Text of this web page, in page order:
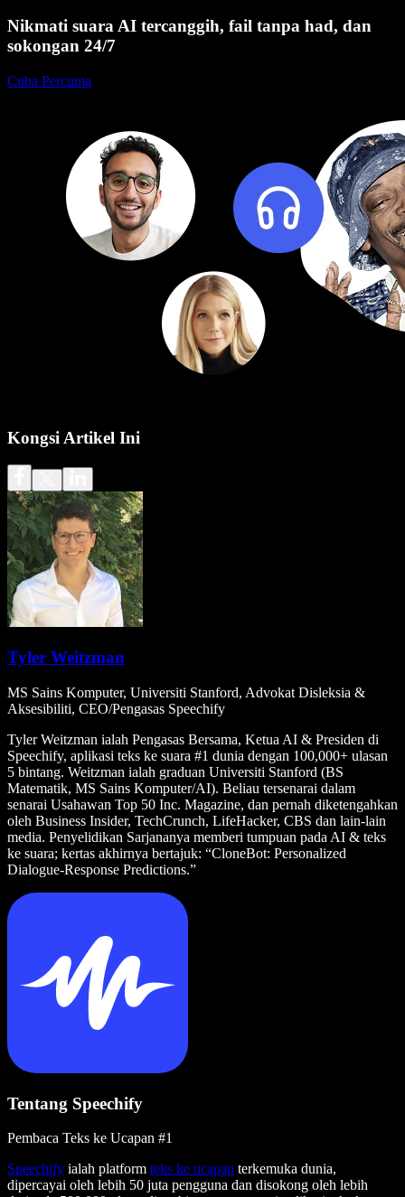
Nikmati suara AI tercanggih, fail tanpa had, dan
sokongan 24/7
Cuba Percuma
Kongsi Artikel Ini
Tyler Weitzman
MS Sains Komputer, Universiti Stanford, Advokat Disleksia &
Aksesibiliti, CEO/Pengasas Speechify
Tyler Weitzman ialah Pengasas Bersama, Ketua AI & Presiden di
Speechify, aplikasi teks ke suara #1 dunia dengan 100,000+ ulasan
5 bintang. Weitzman ialah graduan Universiti Stanford (BS
Matematik, MS Sains Komputer/AI). Beliau tersenarai dalam
senarai Usahawan Top 50 Inc. Magazine, dan pernah diketengahkan
oleh Business Insider, TechCrunch, LifeHacker, CBS dan lain-lain
media. Penyelidikan Sarjananya memberi tumpuan pada AI & teks
ke suara; kertas akhirnya bertajuk: “CloneBot: Personalized
Dialogue-Response Predictions.”
Tentang Speechify
Pembaca Teks ke Ucapan #1
Speechify ialah platform teks ke ucapan terkemuka dunia,
dipercayai oleh lebih 50 juta pengguna dan disokong oleh lebih